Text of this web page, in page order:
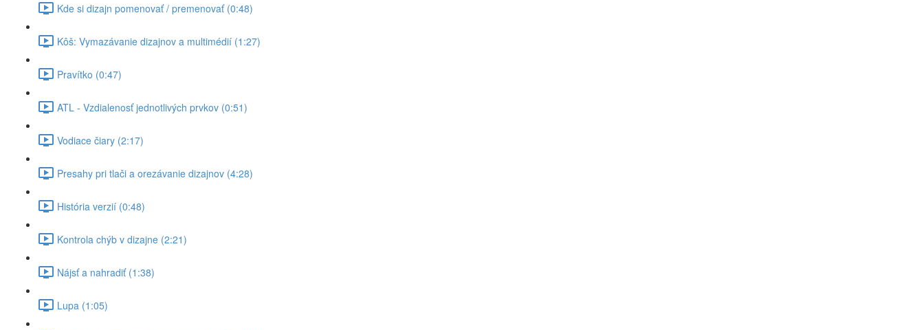
Kde si dizajn pomenovať / premenovať (0:48)
Kôš: Vymazávanie dizajnov a multimédií (1:27)
Pravítko (0:47)
ATL - Vzdialenosť jednotlivých prvkov (0:51)
Vodiace čiary (2:17)
Presahy pri tlači a orezávanie dizajnov (4:28)
História verzií (0:48)
Kontrola chýb v dizajne (2:21)
Nájsť a nahradiť (1:38)
Lupa (1:05)